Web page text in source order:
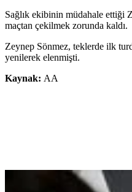
Sağlık ekibinin müdahale ettiği
maçtan çekilmek zorunda kaldı.
Zeynep Sönmez, teklerde ilk
yenilerek elenmişti.
Kaynak: AA